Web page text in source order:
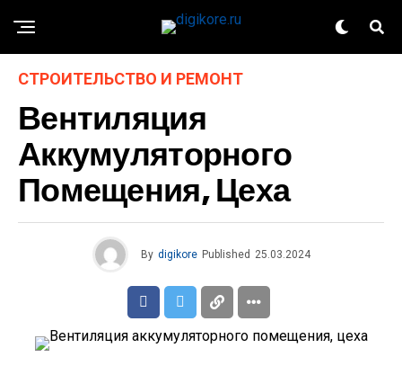
СТРОИТЕЛЬСТВО И РЕМОНТ
Вентиляция
Аккумуляторного
Помещения, Цеха
By digikore Published 25.03.2024